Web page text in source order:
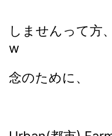
しませんって方
w
念のために、